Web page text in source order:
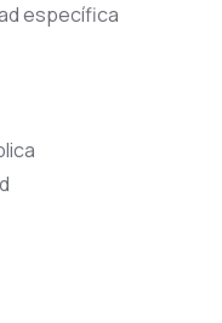
específica